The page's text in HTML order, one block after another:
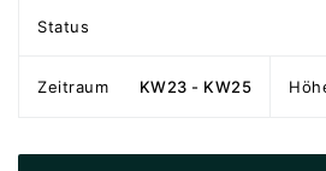
Status
Zeitraum KW23 - KW25